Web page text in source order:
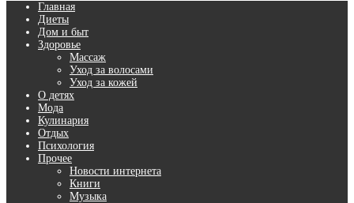
Главная
Диеты
Дом и быт
Здоровье
Массаж
Уход за волосами
Уход за кожей
О детях
Мода
Кулинария
Отдых
Психология
Прочее
Новости интернета
Книги
Музыка